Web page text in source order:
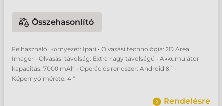
Összehasonlító
Felhasználói környezet: Ipari • Olvasási technológia: 2D Area
Imager • Olvasási távolság: Extra nagy távolságú • Akkumulátor
kapacitás: 7000 mAh • Operációs rendszer: Android 8.1 •
Képernyő mérete: 4 "
Rendelésre